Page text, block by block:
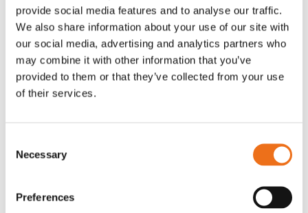
provide social media features and to analyse our traffic.
We also share information about your use of our site with
our social media, advertising and analytics partners who
may combine it with other information that you’ve
provided to them or that they’ve collected from your use
of their services.
Selection
Necessary
Preferences
Lägg till i varukorg
T-shirt Avant barn grön 92 cm
G0007
90kr (ex. moms)
T-shirt Avant barn grön 104-110
cm
90 kr (ex. moms)